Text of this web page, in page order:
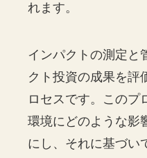
れます。
インパクトの測定と
クト投資の成果を評
ロセスです。このプ
環境にどのような影
にし、それに基づい